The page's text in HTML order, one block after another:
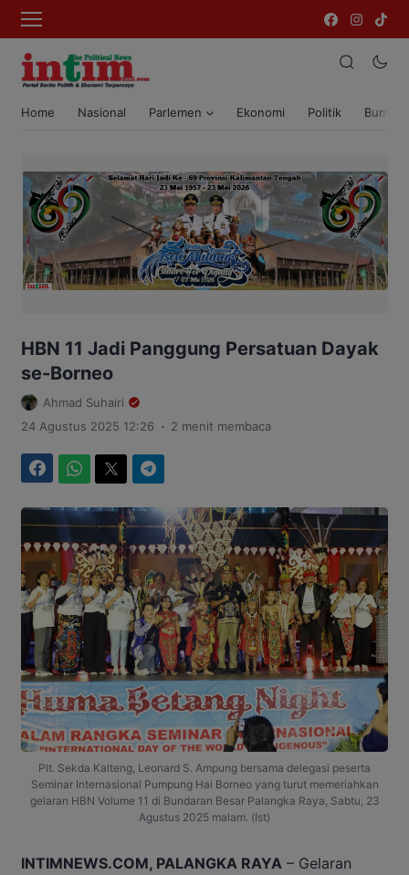
Home Nasional Parlemen Ekonomi Politik Bumi
HBN 11 Jadi Panggung Persatuan Dayak
se-Borneo
Ahmad Suhairi
24 Agustus 2025 12:26 . 2 menit membaca
Plt. Sekda Kalteng, Leonard S. Ampung bersama delegasi peserta
Seminar Internasional Pumpung Hai Borneo yang turut memeriahkan
gelaran HBN Volume 11 di Bundaran Besar Palangka Raya, Sabtu, 23
Agustus 2025 malam. (Ist)
INTIMNEWS.COM, PALANGKA RAYA – Gelaran